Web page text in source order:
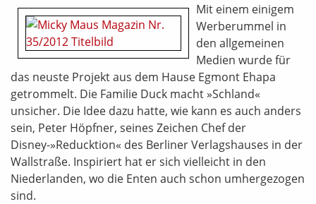
Mit einem einigem
Werberummel in
den allgemeinen
Medien wurde für
das neuste Projekt aus dem Hause Egmont Ehapa
getrommelt. Die Familie Duck macht »Schland«
unsicher. Die Idee dazu hatte, wie kann es auch anders
sein, Peter Höpfner, seines Zeichen Chef der
Disney-»Reducktion« des Berliner Verlagshauses in der
Wallstraße. Inspiriert hat er sich vielleicht in den
Niederlanden, wo die Enten auch schon umhergezogen
sind.